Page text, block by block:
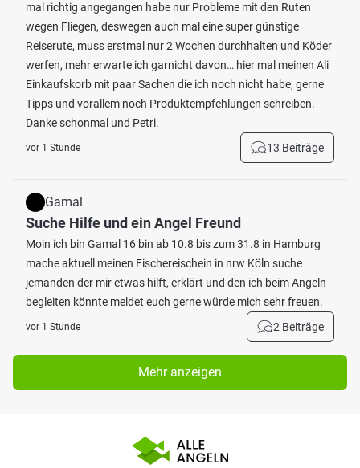
mal richtig angegangen habe nur Probleme mit den Ruten
wegen Fliegen, deswegen auch mal eine super günstige
Reiserute, muss erstmal nur 2 Wochen durchhalten und Köder
werfen, mehr erwarte ich garnicht davon… hier mal meinen Ali
Einkaufskorb mit paar Sachen die ich noch nicht habe, gerne
Tipps und vorallem noch Produktempfehlungen schreiben.
Danke schonmal und Petri.
vor 1 Stunde 13 Beiträge
Gamal
Suche Hilfe und ein Angel Freund
Moin ich bin Gamal 16 bin ab 10.8 bis zum 31.8 in Hamburg
mache aktuell meinen Fischereischein in nrw Köln suche
jemanden der mir etwas hilft, erklärt und den ich beim Angeln
begleiten könnte meldet euch gerne würde mich sehr freuen.
vor 1 Stunde 2 Beiträge
Mehr anzeigen